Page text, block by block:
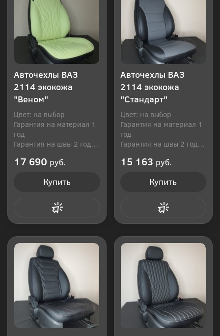
Авточехлы ВАЗ
2114 экокожа
"Веном"
Цвет: на выбор
Гарантия на материал 1
год
Гарантия на швы 2 года
17 690 руб.
Купить
Авточехлы ВАЗ
2114 экокожа
"Стандарт"
Цвет: на выбор
Гарантия на материал 1
год
Гарантия на швы 2 года
15 163 руб.
Купить